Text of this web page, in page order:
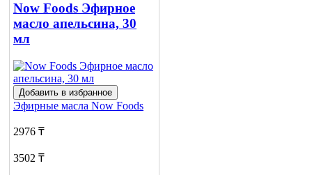
Now Foods Эфирное
масло апельсина, 30
мл
Добавить в избранное
Эфирные масла Now Foods
2976 ₸
3502 ₸